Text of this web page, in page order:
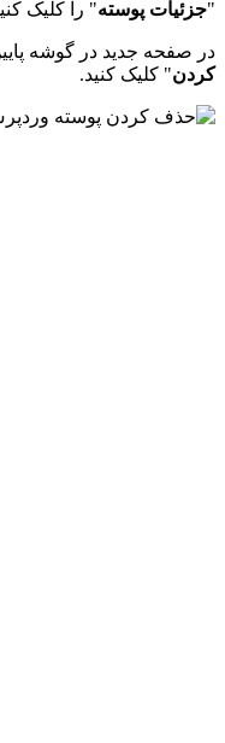
"جزئیات پوسته" را کلیک
در صفحه جدید در گوشه
کردن" کلیک کنید.